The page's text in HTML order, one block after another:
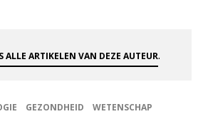
ALLE ARTIKELEN VAN DEZE AUTEUR.
GEZONDHEID WETENSCHAP